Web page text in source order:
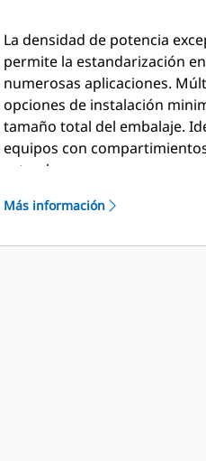
La densidad de potencia
permite la estandarización en
numerosas aplicaciones. Múltiples
opciones de instalación
tamaño total del embalaje. Ideal para
equipos con
estrechos.
Más información